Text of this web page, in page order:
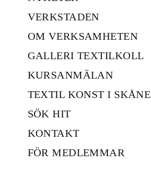
VERKSTADEN
OM VERKSAMHETEN
GALLERI TEXTILKOLL
KURSANMÄLAN
TEXTIL KONST I SKÅNE
SÖK HIT
KONTAKT
FÖR MEDLEMMAR